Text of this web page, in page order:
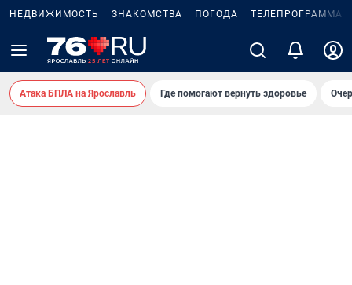
НЕДВИЖИМОСТЬ ЗНАКОМСТВА ПОГОДА ТЕЛЕПРОГРАММА
Атака БПЛА на Ярославль Где помогают вернуть здоровье